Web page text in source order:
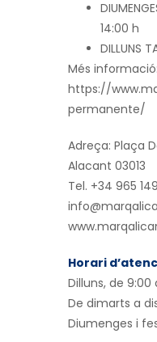
14:00 h
DILLUNS
Més informació:
https://
permanente/
Adreça: Plaça
Alacant 03013
Tel. +34 965
Horari
Dilluns, de 9:00
De dimarts a
Diumenges i